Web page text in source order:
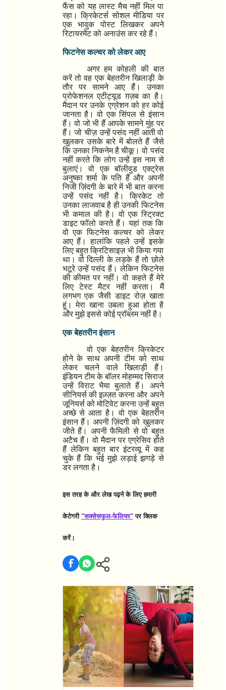
फैंस को यह लास्ट मैच नहीं मिल पा
रहा। क्रिकेटर्स सोशल मीडिया पर
एक भावुक पोस्ट लिखकर अपने
रिटायरमेंट को अनाउंस कर रहे हैं।
फिटनेस कल्चर को लेकर आए
अगर हम कोहली की बात
करें तो वह एक बेहतरीन खिलाड़ी के
तौर पर सामने आए हैं। उनका
प्रोफेशनल एटीट्यूड ग़ज़ब का है।
मैदान पर उनके एग्रेशन को हर कोई
जानता है। वो एक सिंपल से इंसान
हैं। वो जो भी हैं आपके सामने मुंह पर
हैं। जो चीज़ उन्हें पसंद नहीं आती वो
खुलकर उसके बारे में बोलते हैं जैसे
कि उनका निकनेम है चीकू। वो पसंद
नहीं करते कि लोग उन्हें इस नाम से
बुलाएं। वो एक बॉलीवुड एक्ट्रेस
अनुष्का शर्मा के पति हैं और अपनी
निजी ज़िंदगी के बारे में भी बात करना
उन्हें पसंद नहीं है। क्रिकेट तो
उनका लाजवाब है ही उनकी फिटनेस
भी कमाल की है। वो एक स्ट्रिक्ट
डाइट फॉलो करते हैं। यहां तक कि
वो एक फिटनेस कल्चर को लेकर
आए हैं। हालांकि पहले उन्हें इसके
लिए बहुत क्रिटिसाइज़ भी किया गया
था। वो दिल्ली के लड़के हैं तो छोले
भटूरे उन्हें पसंद हैं। लेकिन फिटनेस
की कीमत पर नहीं। वो कहते हैं मेरे
लिए टेस्ट मैटर नहीं करता। मैं
लगभग एक जैसी डाइट रोज़ खाता
हूं। मेरा खाना उबला हुआ होता है
और मुझे इससे कोई प्रॉब्लम नहीं है।
एक बेहतरीन इंसान
वो एक बेहतरीन क्रिकेटर
होने के साथ अपनी टीम को साथ
लेकर चलने वाले खिलाड़ी हैं।
इंडियन टीम के बॉलर मोहम्मद सिराज
उन्हें विराट भैया बुलाते हैं। अपने
सीनियर्स की इज़्ज़त करना और अपने
जूनियर्स को मोटिवेट करना उन्हें बहुत
अच्छे से आता है। वो एक बेहतरीन
इंसान हैं। अपनी ज़िंदगी को खुलकर
जीते हैं। अपनी फैमिली से वो बहुत
अटैच हैं। वो मैदान पर एग्रेसिव होते
हैं लेकिन बहुत बार इंटरव्यू में कह
चुके हैं कि भई मुझे लड़ाई झगड़े से
डर लगता है।
इस तरह के और लेख पढ़ने के लिए हमारी
केटेगरी "सक्सेसफुल-फेलियर" पर क्लिक
करें।